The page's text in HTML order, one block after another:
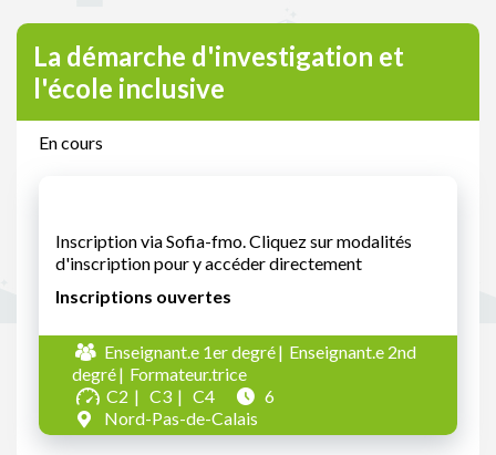
La démarche d'investigation et
l'école inclusive
En cours
Inscription via Sofia-fmo. Cliquez sur modalités
d'inscription pour y accéder directement
Inscriptions ouvertes
Enseignant.e 1er degré
Enseignant.e 2nd
degré
Formateur.trice
C2
C3 C4
6
Nord-Pas-de-Calais